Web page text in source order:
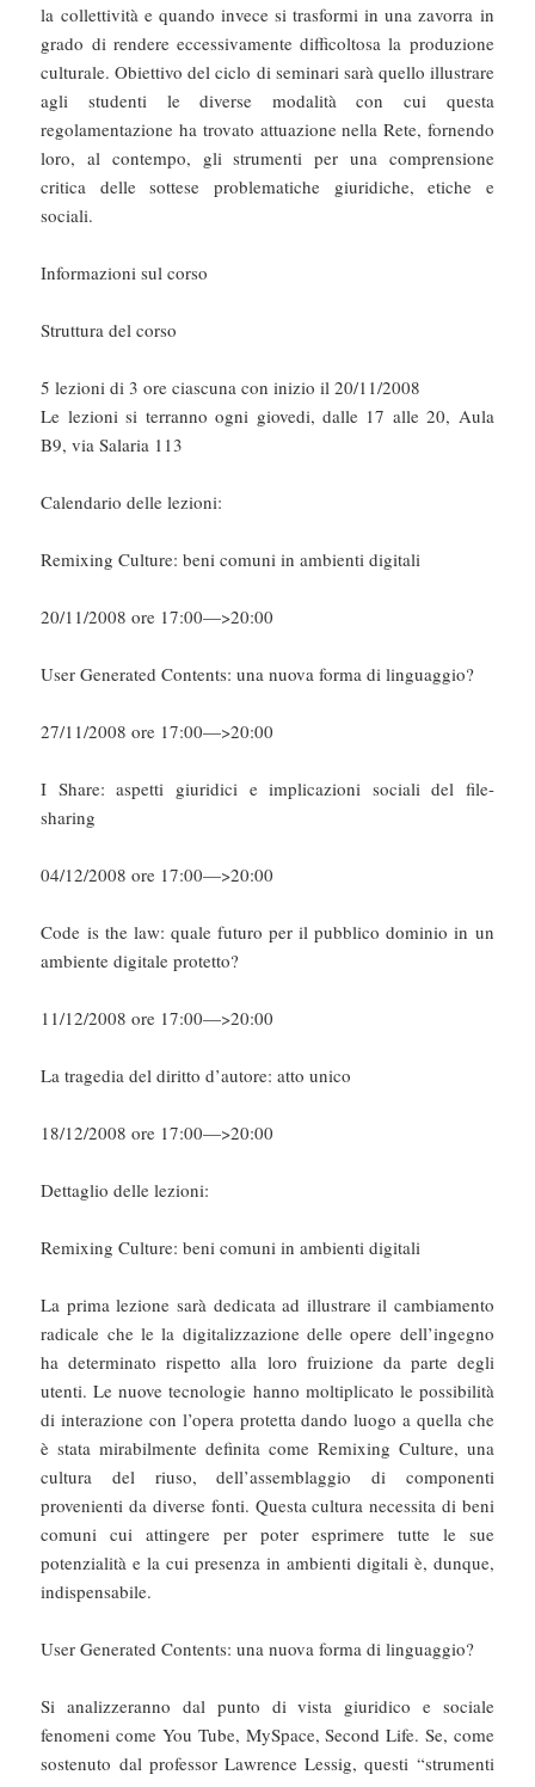
la collettività e quando invece si trasformi in una zavorra in
grado di rendere eccessivamente difficoltosa la produzione
culturale. Obiettivo del ciclo di seminari sarà quello illustrare
agli studenti le diverse modalità con cui questa
regolamentazione ha trovato attuazione nella Rete, fornendo
loro, al contempo, gli strumenti per una comprensione
critica delle sottese problematiche giuridiche, etiche e
sociali.
Informazioni sul corso
Struttura del corso
5 lezioni di 3 ore ciascuna con inizio il 20/11/2008
Le lezioni si terranno ogni giovedi, dalle 17 alle 20, Aula
B9, via Salaria 113
Calendario delle lezioni:
Remixing Culture: beni comuni in ambienti digitali
20/11/2008 ore 17:00—>20:00
User Generated Contents: una nuova forma di linguaggio?
27/11/2008 ore 17:00—>20:00
I Share: aspetti giuridici e implicazioni sociali del file-
sharing
04/12/2008 ore 17:00—>20:00
Code is the law: quale futuro per il pubblico dominio in un
ambiente digitale protetto?
11/12/2008 ore 17:00—>20:00
La tragedia del diritto d’autore: atto unico
18/12/2008 ore 17:00—>20:00
Dettaglio delle lezioni:
Remixing Culture: beni comuni in ambienti digitali
La prima lezione sarà dedicata ad illustrare il cambiamento
radicale che le la digitalizzazione delle opere dell’ingegno
ha determinato rispetto alla loro fruizione da parte degli
utenti. Le nuove tecnologie hanno moltiplicato le possibilità
di interazione con l’opera protetta dando luogo a quella che
è stata mirabilmente definita come Remixing Culture, una
cultura del riuso, dell’assemblaggio di componenti
provenienti da diverse fonti. Questa cultura necessita di beni
comuni cui attingere per poter esprimere tutte le sue
potenzialità e la cui presenza in ambienti digitali è, dunque,
indispensabile.
User Generated Contents: una nuova forma di linguaggio?
Si analizzeranno dal punto di vista giuridico e sociale
fenomeni come You Tube, MySpace, Second Life. Se, come
sostenuto dal professor Lawrence Lessig, questi “strumenti